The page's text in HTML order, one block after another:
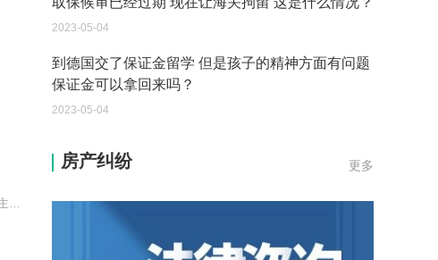
一、自首和立功认定规定是什么?自首和立功认定规定是必须是主动投案，
到德国交了保证金留学 但是孩子的精神方面有问题
2023-05-04
我想问一下申请护照需要带什么证件？
您好：请问从国外进口的费钢税率是多少？非常感
外国旅游签证可以在中国大使馆登记结婚吗？
更多
房产纠纷